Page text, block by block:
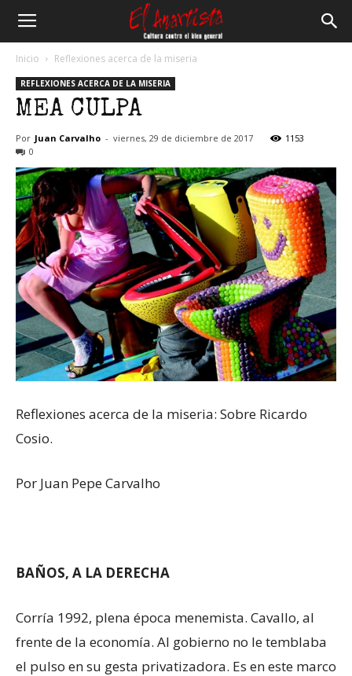
Anartista
Inicio Reflexiones acerca de la miseria
REFLEXIONES ACERCA DE LA MISERIA
MEA CULPA
Por Juan Carvalho - viernes, 29 de diciembre de 2017
1153
0
Reflexiones acerca de la miseria: Sobre Ricardo
Cosio.
Por Juan Pepe Carvalho
BAÑOS, A LA DERECHA
Corría 1992, plena época menemista. Cavallo, al
frente de la economía. Al gobierno no le temblaba
el pulso en su gesta privatizadora. Es en este marco